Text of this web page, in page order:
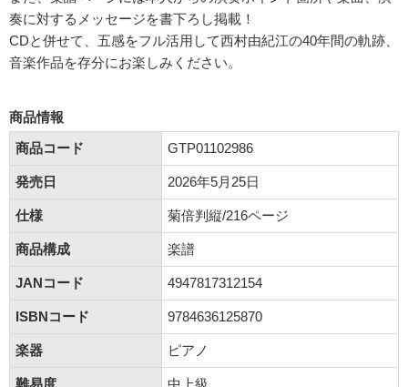
奏に対するメッセージを書下ろし掲載！
CDと併せて、五感をフル活用して西村由紀江の40年間の軌跡、
音楽作品を存分にお楽しみください。
商品情報
商品コード
GTP01102986
発売日 2026年5月25日
仕様 菊倍判縦/216ページ
商品構成 楽譜
JANコード 4947817312154
ISBNコード 9784636125870
楽器 ピアノ
難易度 中上級